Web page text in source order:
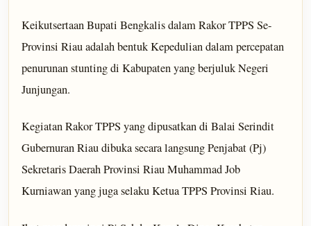
Keikutsertaan Bupati Bengkalis dalam Rakor TPPS Se-
Provinsi Riau adalah bentuk Kepedulian dalam percepatan
penurunan stunting di Kabupaten yang berjuluk Negeri
Junjungan.
Kegiatan Rakor TPPS yang dipusatkan di Balai Serindit
Gubernuran Riau dibuka secara langsung Penjabat (Pj)
Sekretaris Daerah Provinsi Riau Muhammad Job
Kurniawan yang juga selaku Ketua TPPS Provinsi Riau.